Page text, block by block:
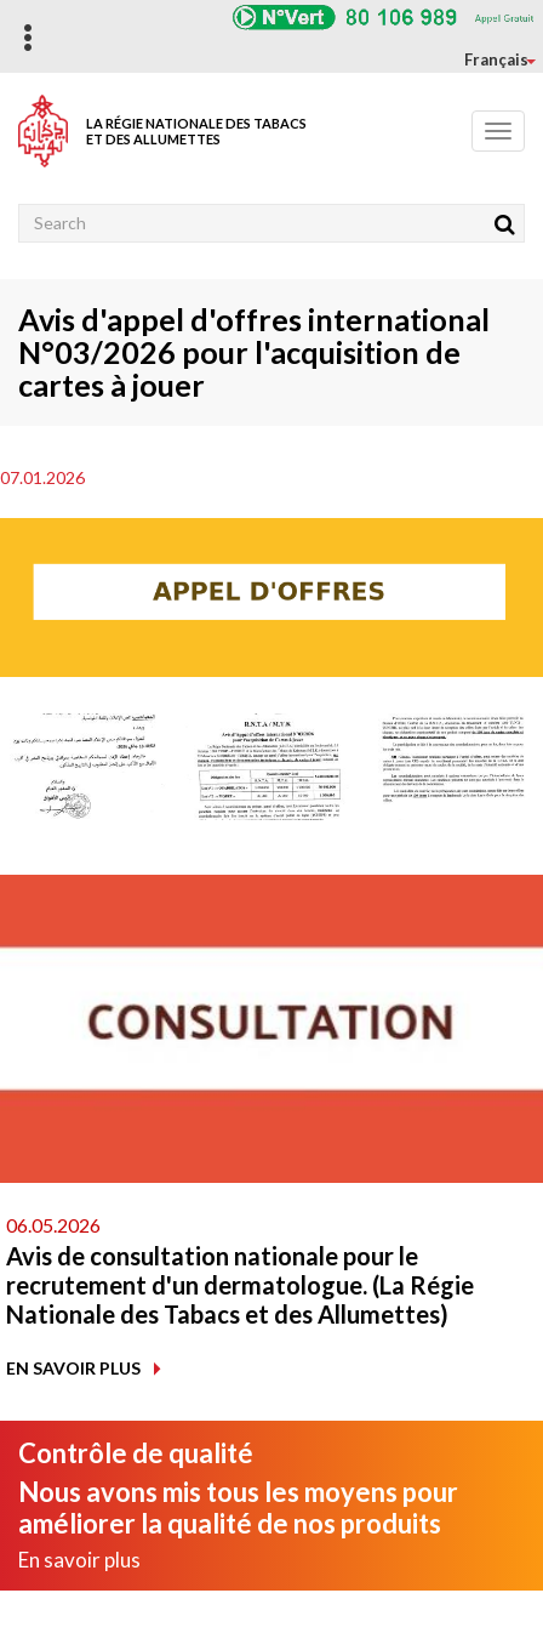
contenu
Français
LA RÉGIE NATIONALE DES TABACS
ET DES ALLUMETTES
Rechercher
Avis d'appel d'offres international
N°03/2026 pour l'acquisition de
cartes à jouer
07.01.2026
06.05.2026
Avis de consultation nationale pour le
recrutement d'un dermatologue. (La Régie
Nationale des Tabacs et des Allumettes)
EN SAVOIR PLUS
Contrôle de qualité
Nous avons mis tous les moyens pour
améliorer la qualité de nos produits
En savoir plus